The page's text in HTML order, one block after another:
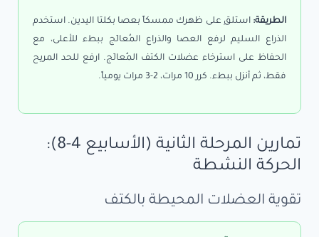
الطريقة: استلقِ على ظهرك ممسكاً بعصا بكلتا اليدين. استخدم
الذراع السليم لرفع العصا والذراع المُعالَج ببطء للأعلى، مع
الحفاظ على استرخاء عضلات الكتف المُعالَج. ارفع للحد المريح
فقط، ثم أنزل ببطء. كرر 10 مرات، 2-3 مرات يومياً.
تمارين المرحلة الثانية (الأسابيع 4-8):
الحركة النشطة
تقوية العضلات المحيطة بالكتف